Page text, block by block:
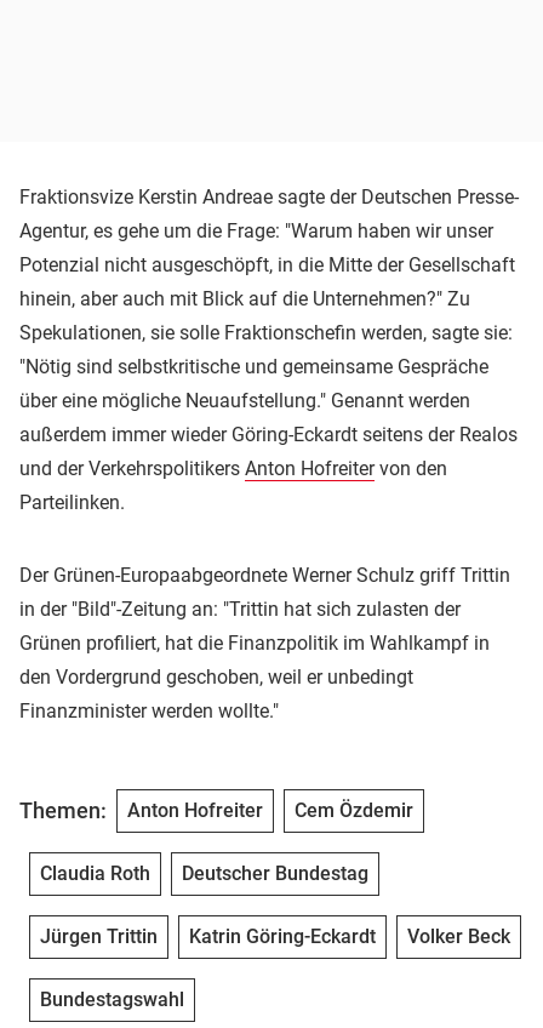
Fraktionsvize Kerstin Andreae sagte der Deutschen Presse-
Agentur, es gehe um die Frage: "Warum haben wir unser
Potenzial nicht ausgeschöpft, in die Mitte der Gesellschaft
hinein, aber auch mit Blick auf die Unternehmen?" Zu
Spekulationen, sie solle Fraktionschefin werden, sagte sie:
"Nötig sind selbstkritische und gemeinsame Gespräche
über eine mögliche Neuaufstellung." Genannt werden
außerdem immer wieder Göring-Eckardt seitens der Realos
und der Verkehrspolitikers Anton Hofreitervon den
Parteilinken.
Der Grünen-Europaabgeordnete Werner Schulz griff Trittin
in der "Bild"-Zeitung an: "Trittin hat sich zulasten der
Grünen profiliert, hat die Finanzpolitik im Wahlkampf in
den Vordergrund geschoben, weil er unbedingt
Finanzminister werden wollte."
Themen: Anton Hofreiter Cem Özdemir
Claudia Roth Deutscher Bundestag
Jürgen Trittin Katrin Göring-Eckardt Volker Beck
Bundestagswahl